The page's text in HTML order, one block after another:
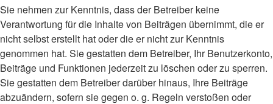
Sie nehmen zur Kenntnis, dass der Betreiber keine
Verantwortung für die Inhalte von Beiträgen übernimmt, die er
nicht selbst erstellt hat oder die er nicht zur Kenntnis
genommen hat. Sie gestatten dem Betreiber, Ihr Benutzerkonto,
Beiträge und Funktionen jederzeit zu löschen oder zu sperren.
Sie gestatten dem Betreiber darüber hinaus, Ihre Beiträge
abzuändern, sofern sie gegen o. g. Regeln verstoßen oder